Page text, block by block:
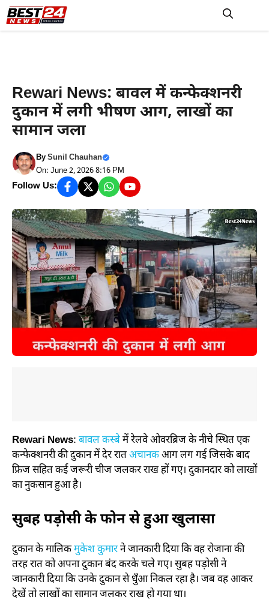
Skip
to
Rewari News: बावल में कन्फेक्शनरी
दुकान में लगी भीषण आग, लाखों का
सामान जला
BySunil Chauhan
On: June 2, 2026 8:16 PM
Follow Us:
Rewari News: बावल कस्बेमें रेलवे ओवरब्रिज के नीचे स्थित एक
कन्फेक्शनरी की दुकान में देर रातअचानकआग लग गई जिसके बाद
फ्रिज सहित कई जरूरी चीज जलकर राख हों गए। दुकानदार को लाखों
का नुकसान हुआ है।
सुबह पड़ोसी के फोन से हुआ खुलासा
दुकान के मालिकमुकेश कुमारने जानकारी दिया कि वह रोजाना की
तरह रात को अपना दुकान बंद करके चले गए। सुबह पड़ोसी ने
जानकारी दिया कि उनके दुकान से धुँआ निकल रहा है। जब वह आकर
देखें तो लाखों का सामान जलकर राख हो गया था।